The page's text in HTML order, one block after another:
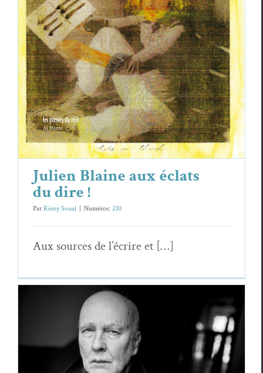
Essais & Chroniques Julien Blaine
Julien Blaine aux éclats
du dire !
ParRémy Soual | Numéros: 210
Aux sources de l’écrire et […]
In Memoriam : Adam Zagajewski (1945–